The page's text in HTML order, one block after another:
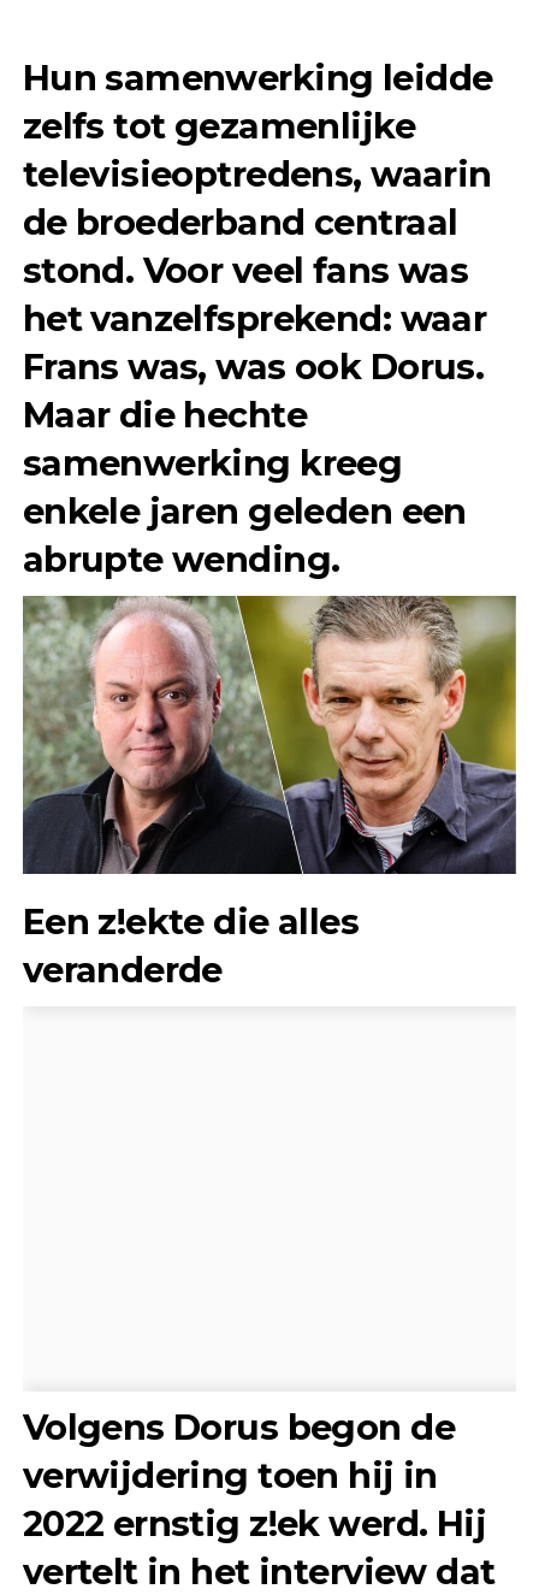
Hun samenwerking leidde
zelfs tot gezamenlijke
televisieoptredens, waarin
de broederband centraal
stond. Voor veel fans was
het vanzelfsprekend: waar
Frans was, was ook Dorus.
Maar die hechte
samenwerking kreeg
enkele jaren geleden een
abrupte wending.
Een z!ekte die alles
veranderde
Volgens Dorus begon de
verwijdering toen hij in
2022 ernstig z!ek werd. Hij
vertelt in het interview dat